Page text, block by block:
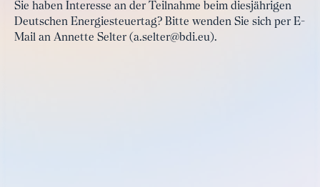
Sie haben Interesse an der Teilnahme beim diesjährigen
Deutschen Energiesteuertag? Bitte wenden Sie sich per E-
Mail an Annette Selter (a.selter@bdi.eu).